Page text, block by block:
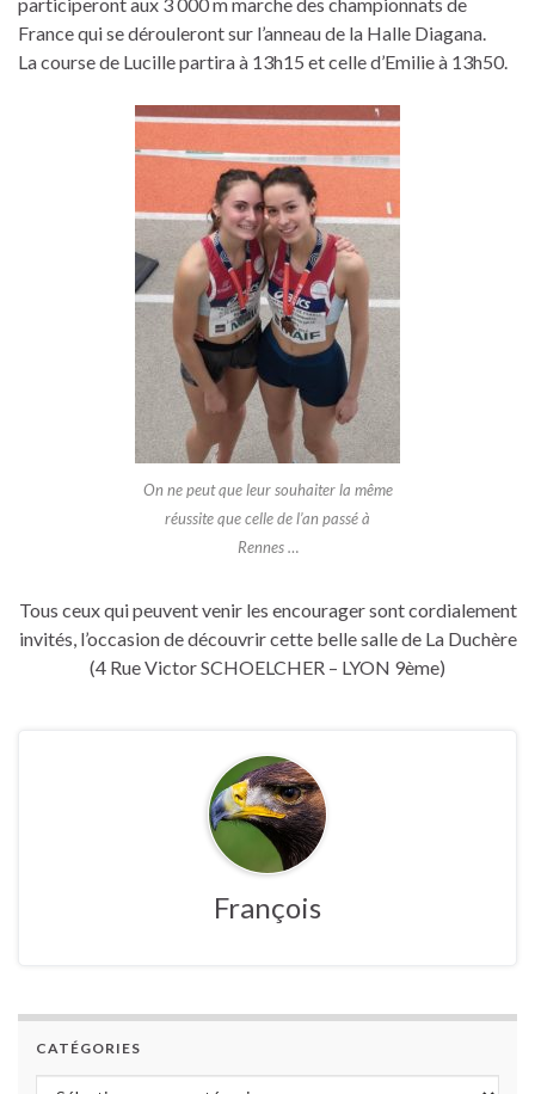
participeront aux 3 000 m marche des championnats de
France qui se dérouleront sur l’anneau de la Halle Diagana.
La course de Lucille partira à 13h15 et celle d’Emilie à 13h50.
On ne peut que leur souhaiter la même
réussite que celle de l’an passé à
Rennes …
Tous ceux qui peuvent venir les encourager sont cordialement
invités, l’occasion de découvrir cette belle salle de La Duchère
(4 Rue Victor SCHOELCHER – LYON 9ème)
François
CATÉGORIES
Catégories